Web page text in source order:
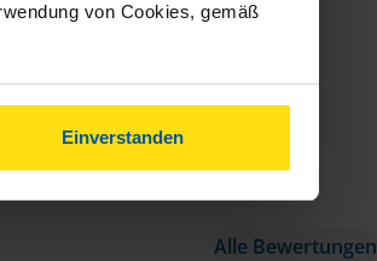
von Cookies, gemäß
Einverstanden
Alle Bewertungen